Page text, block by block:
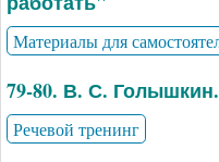
Материалы для
79-80. В. С.
Речевой тренинг